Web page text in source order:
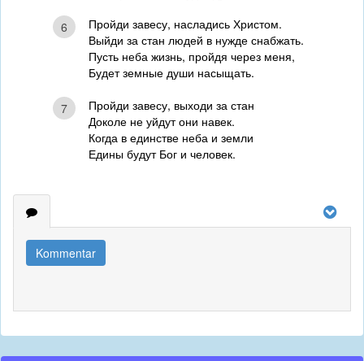
6
Пройди завесу, насладись Христом.
Выйди за стан людей в нужде снабжать.
Пусть неба жизнь, пройдя через меня,
Будет земные души насыщать.
7
Пройди завесу, выходи за стан
Доколе не уйдут они навек.
Когда в единстве неба и земли
Едины будут Бог и человек.
Kommentar